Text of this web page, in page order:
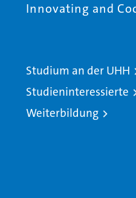
Innovating and
Studium an der UHH
Studieninteressierte
Weiterbildung